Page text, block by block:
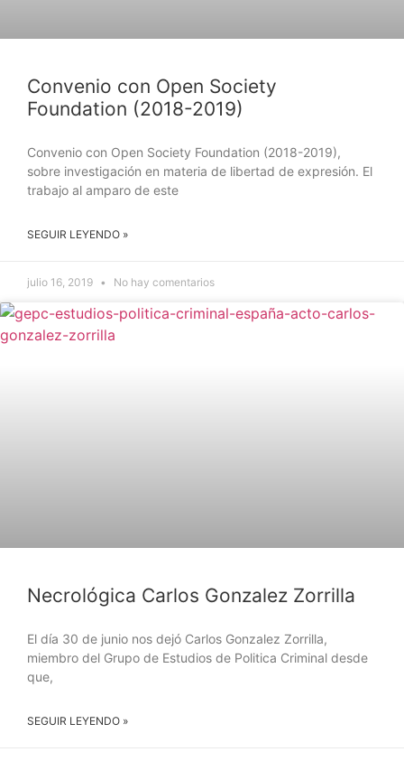
Convenio con Open Society
Foundation (2018-2019)
Convenio con Open Society Foundation (2018-2019),
sobre investigación en materia de libertad de expresión. El
trabajo al amparo de este
SEGUIR LEYENDO »
julio 16, 2019 No hay comentarios
Necrológica Carlos Gonzalez Zorrilla
El día 30 de junio nos dejó Carlos Gonzalez Zorrilla,
miembro del Grupo de Estudios de Politica Criminal desde
que,
SEGUIR LEYENDO »